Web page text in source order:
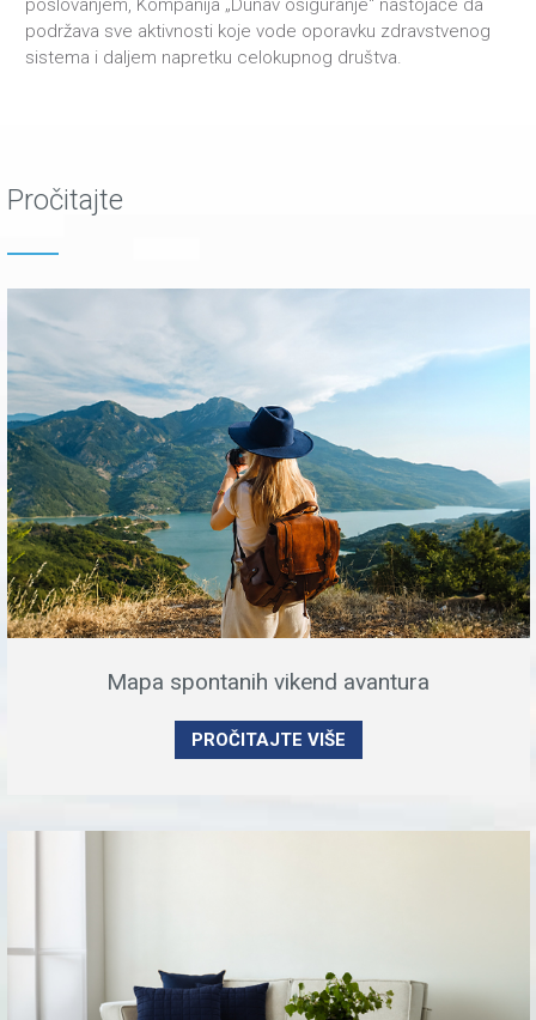
poslovanjem, Kompanija „Dunav osiguranje“ nastojaće da
podržava sve aktivnosti koje vode oporavku zdravstvenog
sistema i daljem napretku celokupnog društva.
Pročitajte
Mapa spontanih vikend avantura
PROČITAJTE VIŠE